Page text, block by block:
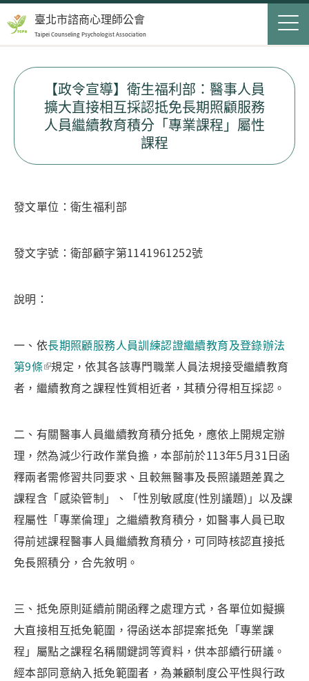
最新消息
會員服務
Jump to Navigation
Jump to Main content
【政令宣導】衛生福利部：醫事人員
擴大直接相互採認抵免長期照顧服務
人員繼續教育積分「專業課程」屬性
課程
發文單位：衛生福利部
發文字號：衛部顧字第1141961252號
說明：
一、依長期照顧服務人員訓練認證繼續教育及登錄辦法
第9條 規定，依其各該專門職業人員法規接受繼續教育
者，繼續教育之課程性質相近者，其積分得相互採認。
二、有關醫事人員繼續教育積分抵免，應依上開規定辦
理，然為減少行政作業負擔，本部前於113年5月31日函
釋兩者需修習共同要求、且較無醫事及長照議題差異之
課程含「感染管制」、「性別敏感度(性別議題)」以及課
程屬性「專業倫理」之繼續教育積分，如醫事人員已取
得前述課程醫事人員繼續教育積分，可同時核認直接抵
免長照積分，合先敘明。
三、抵免原則延續前開函釋之處理方式，各單位如擬擴
大直接相互抵免範圍，得函送本部提案抵免「專業課
程」屬點之課程名稱關鍵詞等資料，供本部續行研議。
經本部同意納入抵免範圍者，為兼顧制度公平性與行政
臺北市諮商心理師公會
Taipei Counseling Psychologist Association